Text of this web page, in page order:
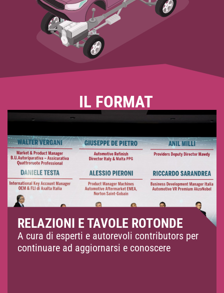
IL FORMAT
RELAZIONI E TAVOLE ROTONDE
A cura di esperti e autorevoli contributors per
continuare ad aggiornarsi e conoscere